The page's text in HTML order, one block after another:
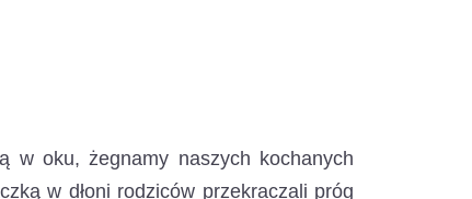
w oku, żegnamy naszych kochanych
w dłoni rodziców przekraczali próg